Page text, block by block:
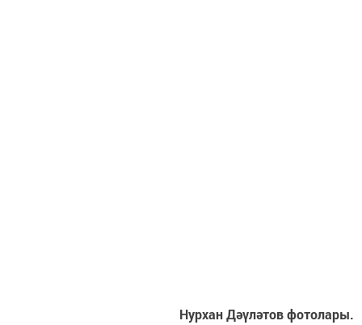
Нурхан Дәүләтов фотолары.